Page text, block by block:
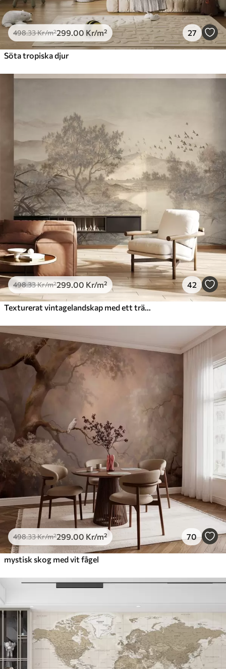
498.33Kr/m²299.00 Kr/m² 27
Söta tropiska djur
498.33Kr/m²299.00 Kr/m² 42
Texturerat vintagelandskap med ett träd nära en flod och en molnig himmel, naturkonst i sepiatoner
498.33Kr/m²299.00 Kr/m² 70
mystisk skog med vit fågel